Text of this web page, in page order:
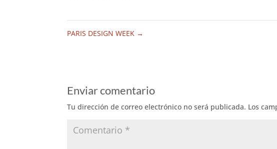
PARIS DESIGN WEEK →
Enviar comentario
Tu dirección de correo electrónico no será publicada. Los